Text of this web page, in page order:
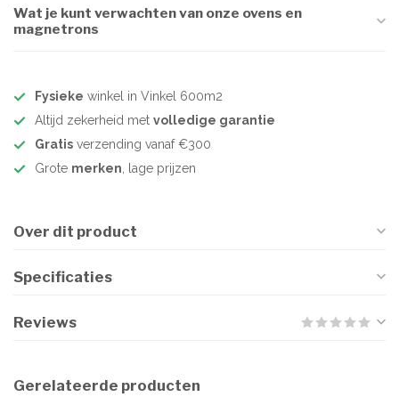
Wat je kunt verwachten van onze ovens en
magnetrons
Fysieke winkel in Vinkel 600m2
Altijd zekerheid met volledige garantie
Gratis verzending vanaf €300
Grote merken, lage prijzen
Over dit product
Specificaties
Reviews
Gerelateerde producten